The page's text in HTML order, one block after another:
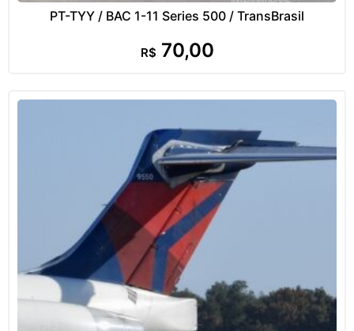
PT-TYY / BAC 1-11 Series 500 / TransBrasil
R$ 70,00